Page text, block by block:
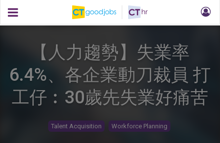
【人力趨勢】失業率
6.4%、各企業動刀裁員 打
工仔︰30歲先失業好痛苦
Talent Acquisition Workforce Planning